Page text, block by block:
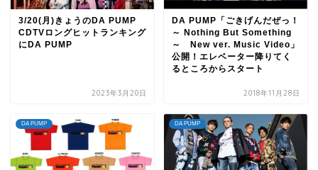
3/20(月)きょうのDA PUMP
CDTVロングヒットランキング
にDA PUMP
2023年3月20日
DA PUMP「ごきげんだぜっ！
～ Nothing But Something
～ New ver. Music Video」
公開！エレベーター降りてく
るところからスタート
2018年11月28日
DA PUMP DA PUMP